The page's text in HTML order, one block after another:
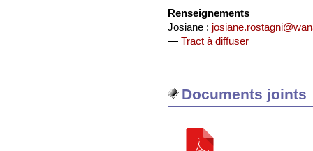
Renseignements
Josiane :
— Tract à diffuser
Documents joints